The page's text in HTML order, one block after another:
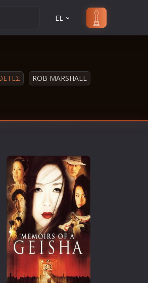
EL
ROB MARSHALL